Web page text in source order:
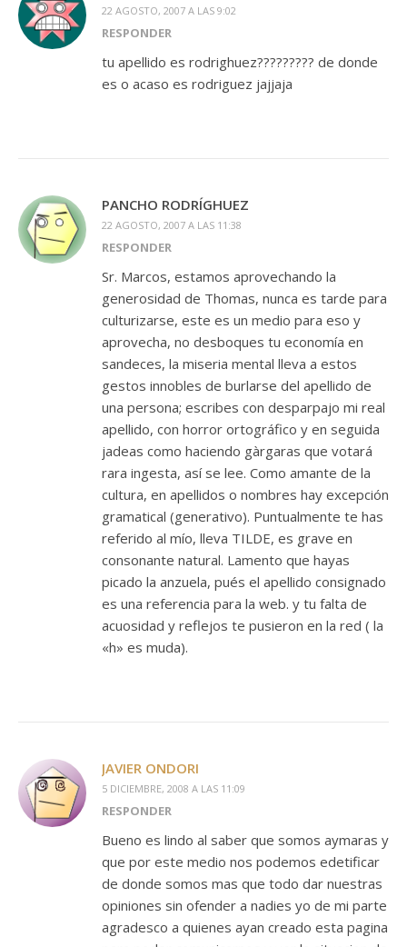
22 AGOSTO, 2007 A LAS 9:02
RESPONDER
tu apellido es rodrighuez????????? de donde
es o acaso es rodriguez jajjaja
PANCHO RODRÍGHUEZ
22 AGOSTO, 2007 A LAS 11:38
RESPONDER
Sr. Marcos, estamos aprovechando la
generosidad de Thomas, nunca es tarde para
culturizarse, este es un medio para eso y
aprovecha, no desboques tu economía en
sandeces, la miseria mental lleva a estos
gestos innobles de burlarse del apellido de
una persona; escribes con desparpajo mi real
apellido, con horror ortográfico y en seguida
jadeas como haciendo gàrgaras que votará
rara ingesta, así se lee. Como amante de la
cultura, en apellidos o nombres hay excepción
gramatical (generativo). Puntualmente te has
referido al mío, lleva TILDE, es grave en
consonante natural. Lamento que hayas
picado la anzuela, pués el apellido consignado
es una referencia para la web. y tu falta de
acuosidad y reflejos te pusieron en la red ( la
«h» es muda).
JAVIER ONDORI
5 DICIEMBRE, 2008 A LAS 11:09
RESPONDER
Bueno es lindo al saber que somos aymaras y
que por este medio nos podemos edetificar
de donde somos mas que todo dar nuestras
opiniones sin ofender a nadies yo de mi parte
agradesco a quienes ayan creado esta pagina